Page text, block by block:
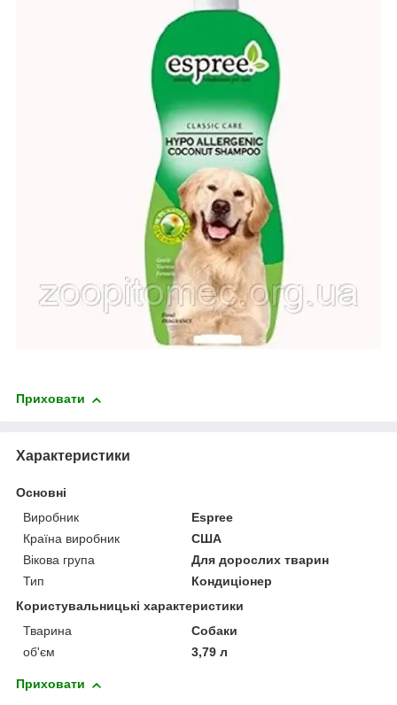
Приховати
Характеристики
Основні
Виробник
Espree
Країна виробник
США
Вікова група
Для дорослих тварин
Тип
Кондиціонер
Користувальницькі характеристики
Тварина
Собаки
об'єм
3,79 л
Приховати